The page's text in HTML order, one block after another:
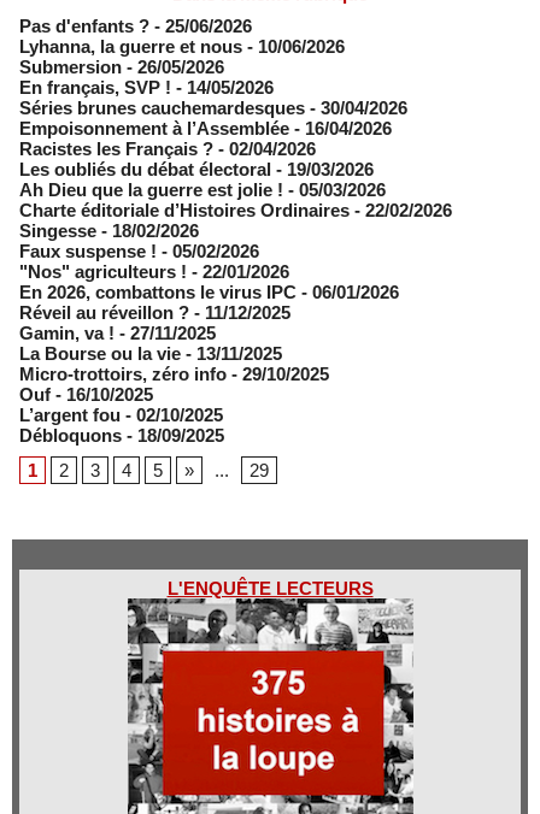
Pas d'enfants ? - 25/06/2026
​Lyhanna, la guerre et nous - 10/06/2026
Submersion - 26/05/2026
En français, SVP ! - 14/05/2026
​Séries brunes cauchemardesques - 30/04/2026
Empoisonnement à l’Assemblée­ - 16/04/2026
Racistes les Français ? - 02/04/2026
​Les oubliés du débat électoral - 19/03/2026
Ah Dieu que la guerre est jolie ! - 05/03/2026
Charte éditoriale d’Histoires Ordinaires - 22/02/2026
Singesse - 18/02/2026
Faux suspense ! - 05/02/2026
"Nos" agriculteurs ! - 22/01/2026
En 2026, combattons le virus IPC - 06/01/2026
Réveil au réveillon ? - 11/12/2025
Gamin, va ! - 27/11/2025
​La Bourse ou la vie - 13/11/2025
Micro-trottoirs, zéro info - 29/10/2025
Ouf - 16/10/2025
L’argent fou - 02/10/2025
Débloquons - 18/09/2025
1
2 3 4 5 » ... 29
L'ENQUÊTE LECTEURS